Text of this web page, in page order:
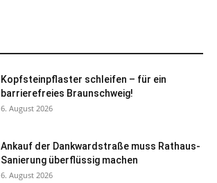
Kopfsteinpflaster schleifen – für ein
barrierefreies Braunschweig!
6. August 2026
Ankauf der Dankwardstraße muss Rathaus-
Sanierung überflüssig machen
6. August 2026